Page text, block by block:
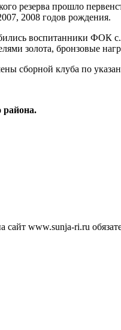
резерва прошло
2008 годов рождения.
воспитанники ФОК
золота, бронзовые
сборной клуба по
района.
www.sunja-ri.ru